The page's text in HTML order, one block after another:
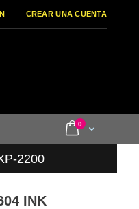
CREAR UNA CUENTA
Cart
0items
2200
INK